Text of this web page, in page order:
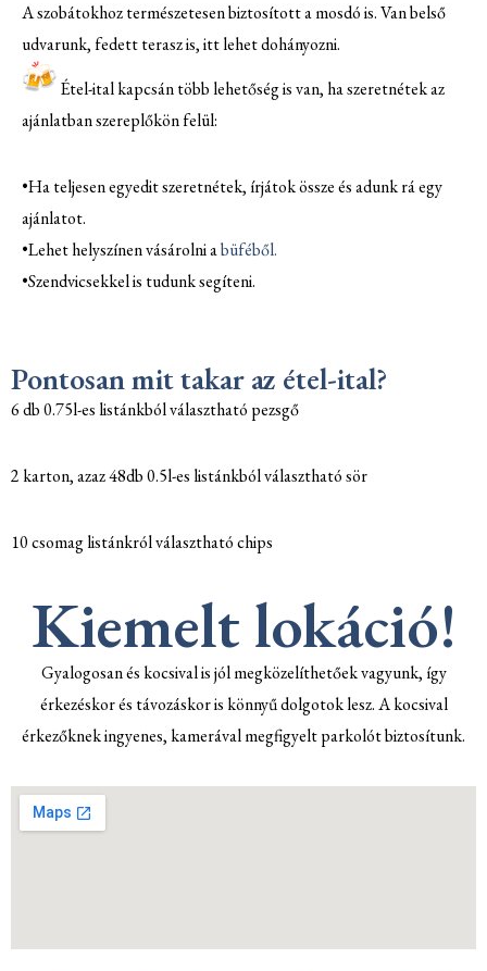
A szobátokhoz természetesen biztosított a mosdó is. Van belső
udvarunk, fedett terasz is, itt lehet dohányozni.
Étel-ital kapcsán több lehetőség is van, ha szeretnétek az
ajánlatban szereplőkön felül:
•Ha teljesen egyedit szeretnétek, írjátok össze és adunk rá egy
ajánlatot.
•Lehet helyszínen vásárolni abüféből.
•Szendvicsekkel is tudunk segíteni.
Pontosan mit takar az étel-ital?
6 db 0.75l-es listánkból választható pezsgő
2 karton, azaz 48db 0.5l-es listánkból választható sör
10 csomag listánkról választható chips
Kiemelt lokáció!
Gyalogosan és kocsival is jól megközelíthetőek vagyunk, így
érkezéskor és távozáskor is könnyű dolgotok lesz. A kocsival
érkezőknek ingyenes, kamerával megfigyelt parkolót biztosítunk.